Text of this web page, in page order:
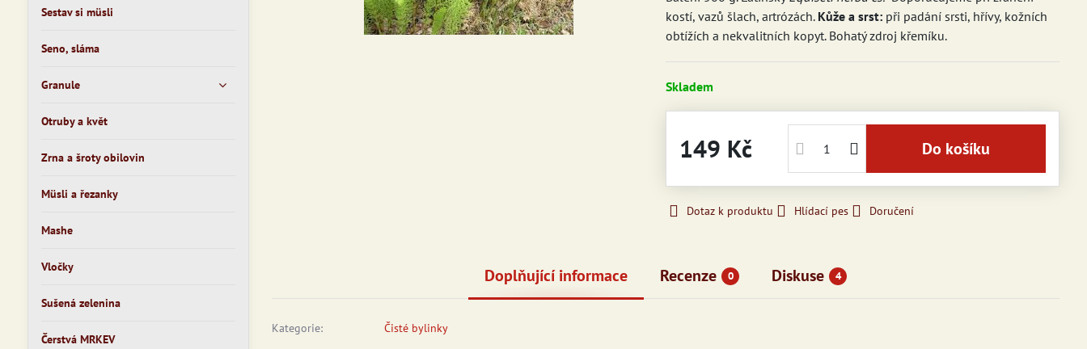
kostí, vazů šlach, artrózách. Kůže a srst: při padání srsti, hřívy, kožních
obtížích a nekvalitních kopyt. Bohatý zdroj křemíku.
Skladem
149 Kč Do košíku
Dotaz k produktu Hlídací pes Doručení
Doplňující informace Recenze 0 Diskuse 4
Kategorie: Čisté bylinky
Sestav si müsli
Seno, sláma
Granule
Otruby a květ
Zrna a šroty obilovin
Müsli a řezanky
Mashe
Vločky
Sušená zelenina
Čerstvá MRKEV